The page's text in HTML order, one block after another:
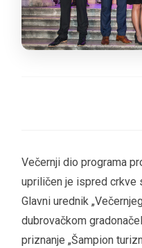
Večernji dio programa
upriličen je ispred crkve
Glavni urednik
dubrovačkom
priznanje „Šampion